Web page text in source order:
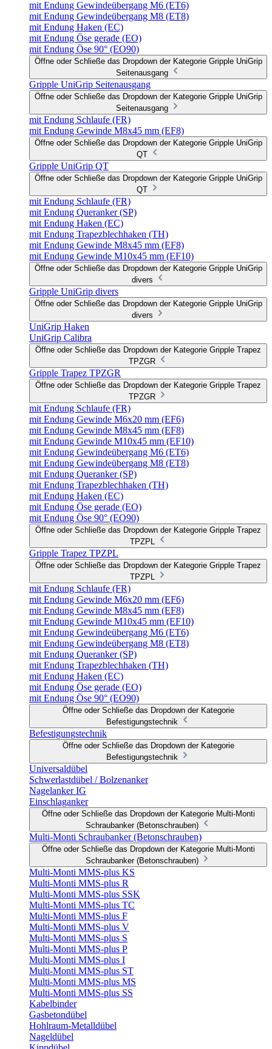
mit Endung Gewindeübergang M6 (ET6)
mit Endung Gewindeübergang M8 (ET8)
mit Endung Haken (EC)
mit Endung Öse gerade (EO)
mit Endung Öse 90° (EO90)
Öffne oder Schließe das Dropdown der Kategorie Gripple UniGrip
Seitenausgang
Gripple UniGrip Seitenausgang
Öffne oder Schließe das Dropdown der Kategorie Gripple UniGrip
Seitenausgang
mit Endung Schlaufe (FR)
mit Endung Gewinde M8x45 mm (EF8)
Öffne oder Schließe das Dropdown der Kategorie Gripple UniGrip
QT
Gripple UniGrip QT
Öffne oder Schließe das Dropdown der Kategorie Gripple UniGrip
QT
mit Endung Schlaufe (FR)
mit Endung Queranker (SP)
mit Endung Haken (EC)
mit Endung Trapezblechhaken (TH)
mit Endung Gewinde M8x45 mm (EF8)
mit Endung Gewinde M10x45 mm (EF10)
Öffne oder Schließe das Dropdown der Kategorie Gripple UniGrip
divers
Gripple UniGrip divers
Öffne oder Schließe das Dropdown der Kategorie Gripple UniGrip
divers
UniGrip Haken
UniGrip Calibra
Öffne oder Schließe das Dropdown der Kategorie Gripple Trapez
TPZGR
Gripple Trapez TPZGR
Öffne oder Schließe das Dropdown der Kategorie Gripple Trapez
TPZGR
mit Endung Schlaufe (FR)
mit Endung Gewinde M6x20 mm (EF6)
mit Endung Gewinde M8x45 mm (EF8)
mit Endung Gewinde M10x45 mm (EF10)
mit Endung Gewindeübergang M6 (ET6)
mit Endung Gewindeübergang M8 (ET8)
mit Endung Queranker (SP)
mit Endung Trapezblechhaken (TH)
mit Endung Haken (EC)
mit Endung Öse gerade (EO)
mit Endung Öse 90° (EO90)
Öffne oder Schließe das Dropdown der Kategorie Gripple Trapez
TPZPL
Gripple Trapez TPZPL
Öffne oder Schließe das Dropdown der Kategorie Gripple Trapez
TPZPL
mit Endung Schlaufe (FR)
mit Endung Gewinde M6x20 mm (EF6)
mit Endung Gewinde M8x45 mm (EF8)
mit Endung Gewinde M10x45 mm (EF10)
mit Endung Gewindeübergang M6 (ET6)
mit Endung Gewindeübergang M8 (ET8)
mit Endung Queranker (SP)
mit Endung Trapezblechhaken (TH)
mit Endung Haken (EC)
mit Endung Öse gerade (EO)
mit Endung Öse 90° (EO90)
Öffne oder Schließe das Dropdown der Kategorie
Befestigungstechnik
Befestigungstechnik
Öffne oder Schließe das Dropdown der Kategorie
Befestigungstechnik
Universaldübel
Schwerlastdübel / Bolzenanker
Nagelanker IG
Einschlaganker
Öffne oder Schließe das Dropdown der Kategorie Multi-Monti
Schraubanker (Betonschrauben)
Multi-Monti Schraubanker (Betonschrauben)
Öffne oder Schließe das Dropdown der Kategorie Multi-Monti
Schraubanker (Betonschrauben)
Multi-Monti MMS-plus KS
Multi-Monti MMS-plus R
Multi-Monti MMS-plus SSK
Multi-Monti MMS-plus TC
Multi-Monti MMS-plus F
Multi-Monti MMS-plus V
Multi-Monti MMS-plus S
Multi-Monti MMS-plus P
Multi-Monti MMS-plus I
Multi-Monti MMS-plus ST
Multi-Monti MMS-plus MS
Multi-Monti MMS-plus SS
Kabelbinder
Gasbetondübel
Hohlraum-Metalldübel
Nageldübel